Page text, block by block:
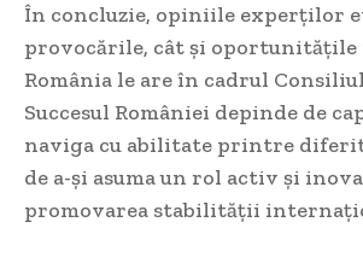
În concluzie, opiniile experților
provocările, cât și oportunitățile
România le are în cadrul
Succesul României depinde de
naviga cu abilitate printre
de a-și asuma un rol activ și
promovarea stabilității